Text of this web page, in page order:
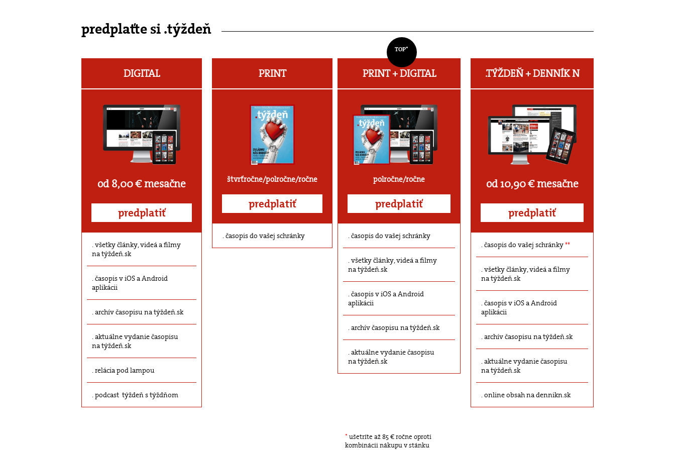
predplaťte si .týždeň
DIGITAL
od 8,00 € mesačne
predplatiť
všetky články, videá a filmy
na týždeň.sk
časopis v iOS a Android
aplikácii
archív časopisu na týždeň.sk
aktuálne vydanie časopisu
na týždeň.sk
relácia pod lampou
podcast týždeň s týždňom
PRINT
štvrťročne/polročne/ročne
predplatiť
časopis do vašej schránky
TOP*
PRINT + DIGITAL
polročne/ročne
predplatiť
časopis do vašej schránky
všetky články, videá a filmy
na týždeň.sk
časopis v iOS a Android
aplikácii
archív časopisu na týždeň.sk
aktuálne vydanie časopisu
na týždeň.sk
.TÝŽDEŇ +DENNÍK N
od 10,90 € mesačne
predplatiť
časopis do vašej schránky**
všetky články, videá a filmy
na týždeň.sk
časopis v iOS a Android
aplikácii
archív časopisu na týždeň.sk
aktuálne vydanie časopisu
na týždeň.sk
online obsah na dennikn.sk
* ušetríte až 85 € ročne oproti
kombinácii nákupu v stánku